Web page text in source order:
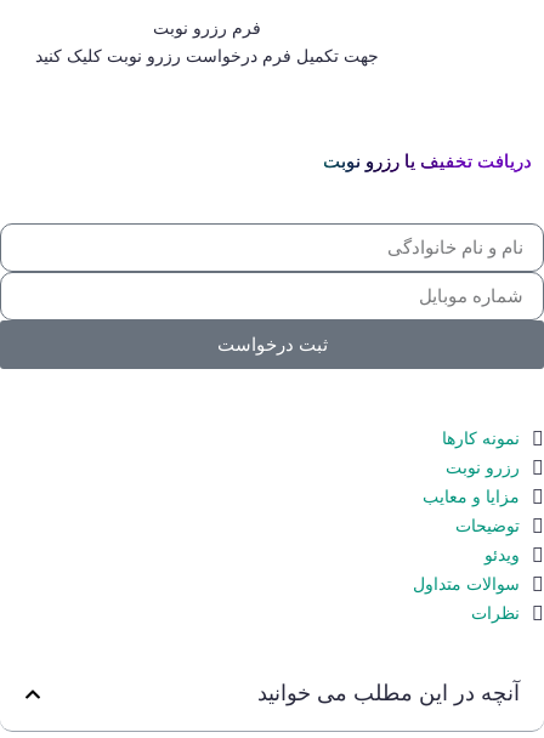
فرم رزرو نوبت
جهت تکمیل فرم درخواست رزرو نوبت کلیک کنید
دریافت تخفیف یا رزرو نوبت
ثبت درخواست
نمونه کارها
رزرو نوبت
مزایا و معایب
توضیحات
ویدئو
سوالات متداول
نظرات
آنچه در این مطلب می خوانید